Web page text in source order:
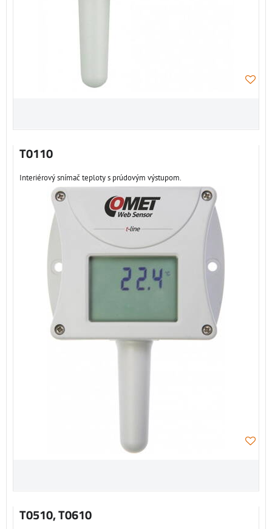
T0110
Interiérový snímač teploty s prúdovým výstupom.
T0510, T0610